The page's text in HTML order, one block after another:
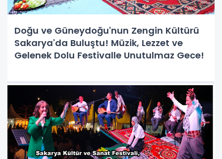
Doğu ve Güneydoğu'nun Zengin Kültürü
Sakarya'da Buluştu! Müzik, Lezzet ve
Gelenek Dolu Festivalle Unutulmaz Gece!